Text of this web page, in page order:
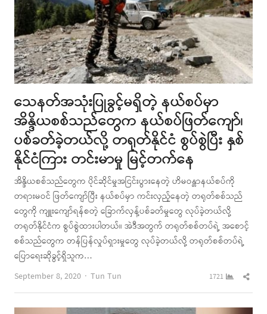
သေနတ်အသုံးပြုခွင့်မရှိတဲ့ နယ်စပ်မှာ
အိန္ဒိယစစ်သည်တွေက နယ်စပ်ဖြတ်ကျော်၊
ပစ်ခတ်ခဲ့တယ်လို့ တရုတ်နိုင်ငံ စွပ်စွဲပြီး နှစ်
နိုင်ငံကြား တင်းမာမှု မြင့်တက်နေ
အိန္ဒိယစစ်သည်တွေက ပိုင်ဆိုင်မှုအငြင်းပွားနေတဲ့ ဟိမဝန္တာနယ်စပ်ကို
တရားမဝင် ဖြတ်ကျော်ပြီး နယ်စပ်မှာ ကင်းလှည့်နေတဲ့ တရုတ်စစ်သည်
တွေကို ကျူးကျော်ရန်စတဲ့ ခြောက်လှန့်ပစ်ခတ်မှုတွေ လုပ်ခဲ့တယ်လို့
တရုတ်နိုင်ငံက စွပ်စွဲထားပါတယ်။ အဲဒီအတွက် တရုတ်စစ်တပ်ရဲ့ အစောင့်
စစ်သည်တွေက တန်ပြန်လှုပ်ရှားမှုတွေ လုပ်ခဲ့တယ်လို့ တရုတ်စစ်တပ်ရဲ့
ပြောရေးဆိုခွင့်ရှိသူက…
September 8, 2020
Author
Tun Tun 1721